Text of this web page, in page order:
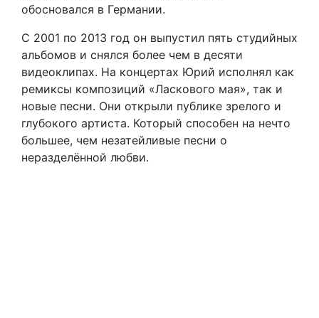
обосновался в Германии.
С 2001 по 2013 год он выпустил пять студийных
альбомов и снялся более чем в десяти
видеоклипах. На концертах Юрий исполнял как
ремиксы композиций «Ласкового мая», так и
новые песни. Они открыли публике зрелого и
глубокого артиста. Который способен на нечто
большее, чем незатейливые песни о
неразделённой любви.